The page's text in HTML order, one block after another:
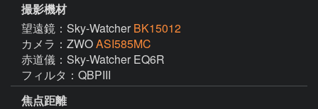
撮影機材
望遠鏡：Sky-Watcher BK15012
カメラ：ZWOASI585MC
赤道儀：Sky-Watcher EQ6R
フィルタ：QBPIII
焦点距離